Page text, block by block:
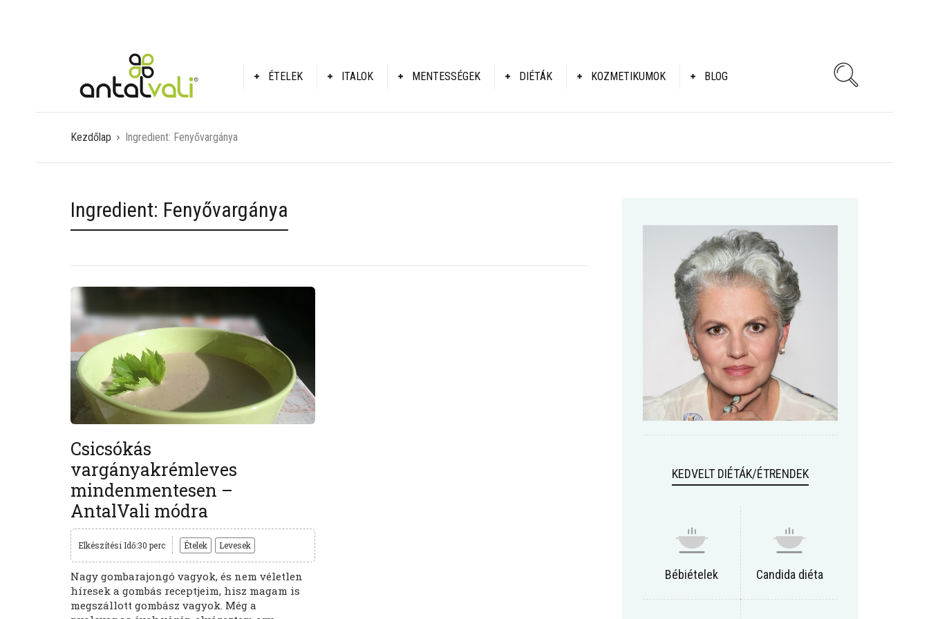
ÉTELEK ITALOK MENTESSÉGEK DIÉTÁK KOZMETIKUMOK BLOG
Kezdőlap Ingredient: Fenyővargánya
Ingredient: Fenyővargánya
Csicsókás
vargányakrémleves
mindenmentesen –
AntalVali módra
Elkészítési Idő:30 perc Ételek Levesek
Nagy gombarajongó vagyok, és nem véletlen
híresek a gombás receptjeim, hisz magam is
megszállott gombász vagyok. Még a
KEDVELT DIÉTÁK/ÉTRENDEK
Bébiételek Candida diéta